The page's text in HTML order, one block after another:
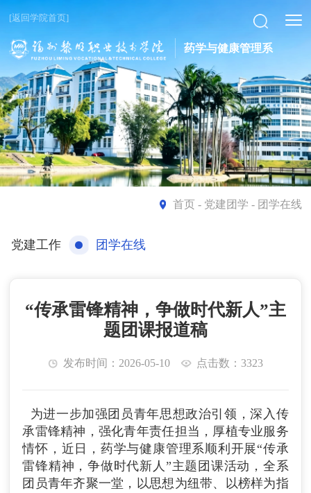
[返回学院首页]
药学与健康管理系
首页- 党建团学 - 团学在线
党建工作 团学在线
“传承雷锋精神，争做时代新人”主
题团课报道稿
发布时间：2026-05-10 点击数：3323
为进一步加强团员青年思想政治引领，深入传
承雷锋精神，强化青年责任担当，厚植专业服务
情怀，近日，药学与健康管理系顺利开展“传承
雷锋精神，争做时代新人”主题团课活动，全系
团员青年齐聚一堂，以思想为纽带、以榜样为指